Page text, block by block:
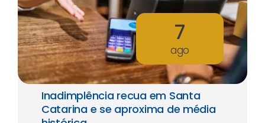
7
ago
Inadimplência recua em Santa
Catarina e se aproxima de média